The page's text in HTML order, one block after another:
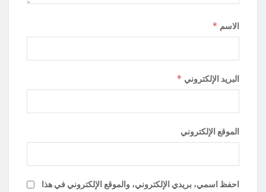
الاسم *
البريد الإلكتروني *
الموقع الإلكتروني
احفظ اسمي، بريدي الإلكتروني، والموقع الإلكتروني في هذا